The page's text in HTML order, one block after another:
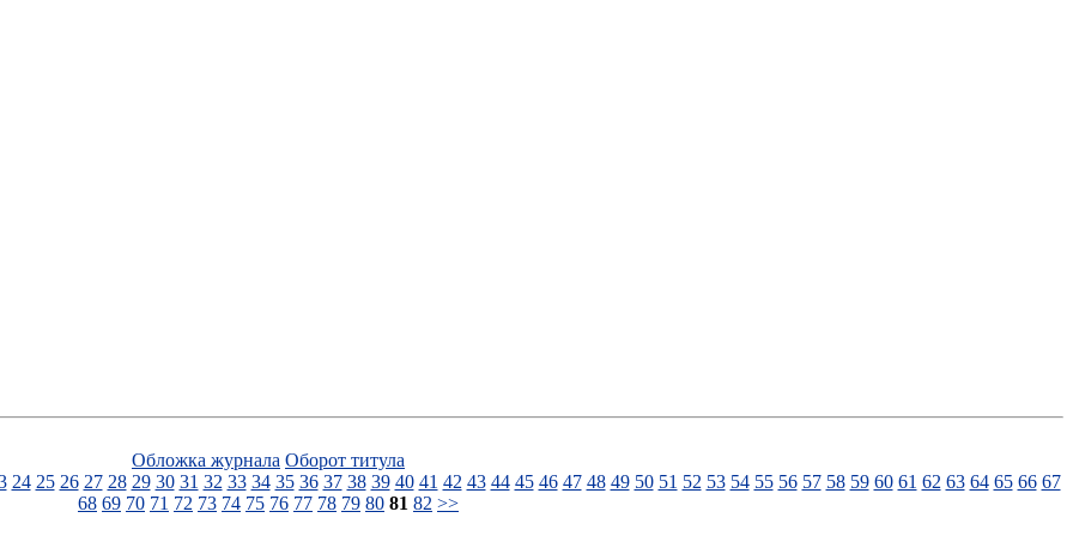
Обложка журнала Оборот титула
24 25 26 27 28 29 30 31 32 33 34 35 36 37 38 39 40 41 42 43 44 45 46 47 48 49 50 51 52 53 54 55 56 57 58 59 60 61 62 63 64 65 66 67
68 69 70 71 72 73 74 75 76 77 78 79 80 81 82 >>